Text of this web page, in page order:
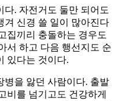
다. 자전거도 둘만 되어도
겨 신경 쓸 일이 많아진다
집끼리 충돌하는 경우도
서 하고 다음 행선지도 순
있다는 것이다.
병을 앓던 사람이다. 출발
비를 넘기고도 건강하게